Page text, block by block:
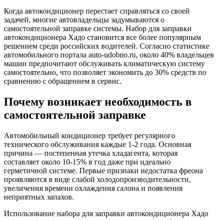
Когда автокондиционер перестает справляться со своей
задачей, многие автовладельцы задумываются о
самостоятельной заправке системы. Набор для заправки
автокондиционера Хадо становится все более популярным
решением среди российских водителей. Согласно статистике
автомобильного портала auto-udobno.ru, около 40% владельцев
машин предпочитают обслуживать климатическую систему
самостоятельно, что позволяет экономить до 30% средств по
сравнению с обращением в сервис.
Почему возникает необходимость в
самостоятельной заправке
Автомобильный кондиционер требует регулярного
технического обслуживания каждые 1-2 года. Основная
причина — постепенная утечка хладагента, которая
составляет около 10-15% в год даже при идеально
герметичной системе. Первые признаки недостатка фреона
проявляются в виде слабой холодопроизводительности,
увеличения времени охлаждения салона и появления
неприятных запахов.
Использование набора для заправки автокондиционера Хадо